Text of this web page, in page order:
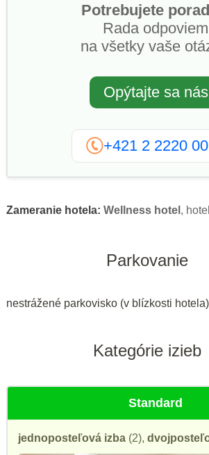
Potrebujete
Rada odpoviem
na všetky vaše
Opýtajte sa nás
+421 2 2220
Zameranie hotela: Wellness hotel ,
Parkovanie
nestrážené parkovisko (v blízkosti
Kategórie izieb
Standard
jednoposteľová izba (2),